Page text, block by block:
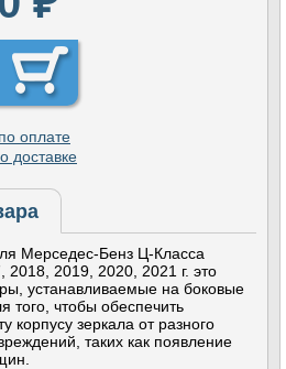
оплате
доставке
Мерседес-Бенз Ц-Класса
2019, 2020, 2021 г. это
устанавливаемые на боковые
того, чтобы обеспечить
корпусу зеркала от разного
таких как появление